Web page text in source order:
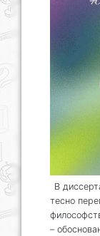
В
тесно
–